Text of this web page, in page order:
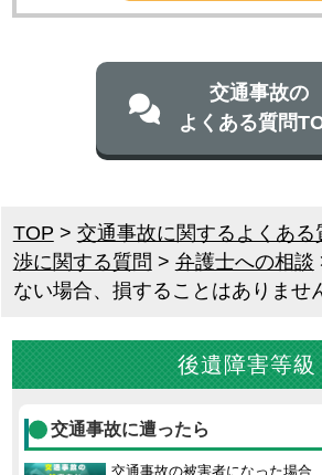
交通事故の
よくある質問
TOP > 交通事故に関するよくある
渉に関する質問 > 弁護士への相談
ない場合、損することはありませ
後遺障害等級
交通事故に遭ったら
交通事故の被害者になった場合